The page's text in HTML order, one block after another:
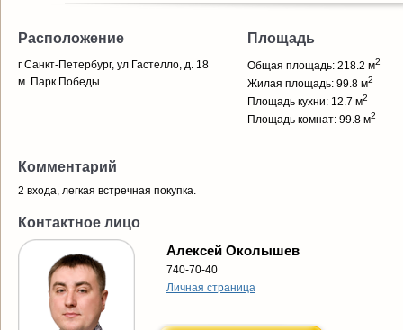
Расположение
г Санкт-Петербург, ул Гастелло, д. 18
м. Парк Победы
Площадь
Общая площадь: 218.2 м2
Жилая площадь: 99.8 м2
Площадь кухни: 12.7 м2
Площадь комнат: 99.8 м2
Комментарий
2 входа, легкая встречная покупка.
Контактное лицо
Алексей Околышев
740-70-40
Личная страница